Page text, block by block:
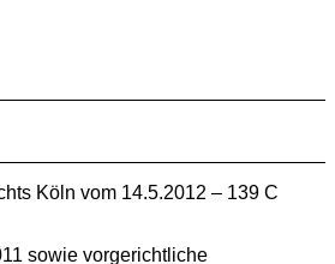
Köln vom 14.5.2012 – 139 C
sowie vorgerichtliche